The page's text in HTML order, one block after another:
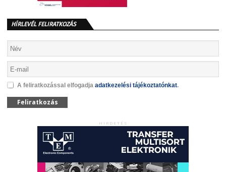
HÍRLEVÉL FELIRATKOZÁS
A feliratkozással elfogadja adatkezelési tájékoztatónkat.
Feliratkozás
HIRDETÉS